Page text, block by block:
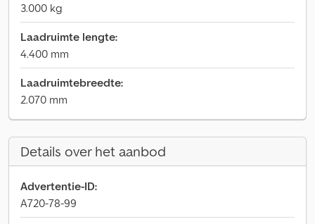
3.000 kg
Laadruimte lengte:
4.400 mm
Laadruimtebreedte:
2.070 mm
Details over het aanbod
Advertentie-ID:
A720-78-99